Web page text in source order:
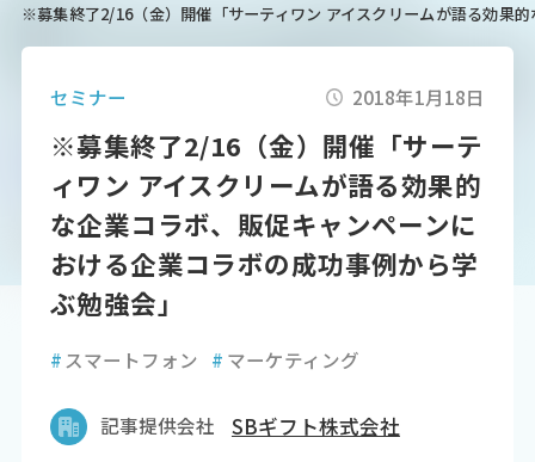
※募集終了2/16（金）開催「サーティワン アイスクリームが語る効果
セミナー 2018年1月18日
※募集終了2/16（金）開催「サーテ
ィワン アイスクリームが語る効果的
な企業コラボ、販促キャンペーンに
おける企業コラボの成功事例から学
ぶ勉強会」
# スマートフォン # マーケティング
記事提供会社 SBギフト株式会社